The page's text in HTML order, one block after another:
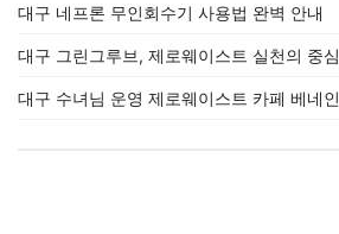
대구 네프론 무인회수기 사용법 완벽 안내
대구 그린그루브, 제로웨이스트 실천의 중심
대구 수녀님 운영 제로웨이스트 카페 베네인